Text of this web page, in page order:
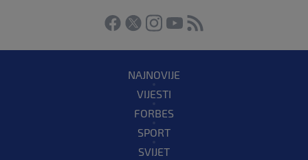
NAJNOVIJE
VIJESTI
FORBES
SPORT
SVIJET